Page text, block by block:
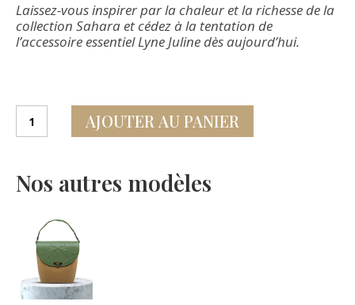
Laissez-vous inspirer par la chaleur et la richesse de la
collection Sahara et cédez à la tentation de
l’accessoire essentiel Lyne Juline dès aujourd’hui.
Sahara
AJOUTER AU PANIER
Nos autres modèles